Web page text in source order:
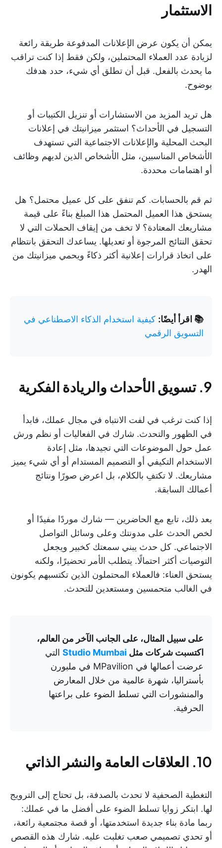
الاستثمار
يمكن أن يكون عرض الإعلانات المدفوعة طريقة رائعة
لزيادة عدد العملاء المحتملين، ولكن فقط إذا كنت تراقب
ما يحدث بالفعل. قبل أن تطلق أي شيء، حدد هدفك
بوضوح.
هل تريد المزيد من الاستشارات أو تنزيل الكتيبات أو
التسجيل في الأحداث؟ استثمر ميزانيتك في إعلانات
البحث المحلية والإعلانات الاجتماعية التي تستهدف
الأشخاص المناسبين، مثل الأشخاص الذين لديهم وظائف
أو اهتمامات محددة.
ثم قم بالحسابات. كم تنفق على كل عميل محتمل؟ هل
يستحق هذا العميل المحتمل هذا المبلغ بناءً على قيمة
مشاريعك المعتادة؟ لا تخف من إيقاف الحملات التي لا
تحقق النتائج المرجوة أو تعديلها. يساعدك التحقق بانتظام
على اتخاذ قرارات إعلانية أكثر ذكاءً ويحمي ميزانيتك من
الهدر.
📚 اقرأ أيضًا: كيفية استخدام الذكاء الاصطناعي في
التسويق الرقمي
9. تسويق الأحداث والريادة الفكرية
إذا كنت ترغب في لفت الانتباه في مجال عملك، فابدأ
في الظهور والتحدث. شارك في الفعاليات أو نظم ورش
عمل حول الموضوعات التي تجيدها، مثل إعادة
الاستخدام التكيفي أو التصميم المستدام أو أي شيء يميز
مشاريعك. لا تكتفِ بالكلام، بل اعرض صورًا ونتائج
أعمالك السابقة.
بعد ذلك، تابع مع الحاضرين — شارك موردًا مفيدًا أو
لخص الحدث على مدونتك وعلى وسائل التواصل
الاجتماعي. كل حدث يبني سمعتك كخبير ويجعل
التوصيات أكثر احتمالًا. يتطلب الأمر تحضيرًا، ولكنه
يستحق العناء: فالعملاء المحتملون الذين تكتسبهم يكونون
في الغالب متحمسين ومستعدين للتحدث.
على سبيل المثال، على الجانب الآخر من العالم،
اكتسبت شركات مثل Studio Mumbai التي
عرضت أعمالها في MPavilion في ملبورن
بأستراليا، شهرة عالمية من خلال المعارض
والمنشورات التي تسلط الضوء على براعتها
الحرفية.
10. العلاقات العامة والنشر الذاتي
التغطية الصحفية لا تحدث بالصدفة، بل تحتاج إلى الترويج
لها. ابتكر زوايا تسلط الضوء على أفضل ما في عملك:
ربما مادة بناء جديدة استخدمتها، أو قصة مجتمعية رائعة،
أو تحدي تصميمي صعب تغلبت عليه. شارك هذه القصص